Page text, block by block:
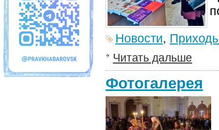
Новости,
Читать дальше
Фотогалерея